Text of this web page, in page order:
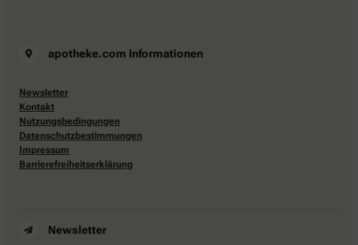
apotheke.com Informationen
Newsletter
Kontakt
Nutzungsbedingungen
Datenschutzbestimmungen
Impressum
Barrierefreiheitserklärung
Newsletter